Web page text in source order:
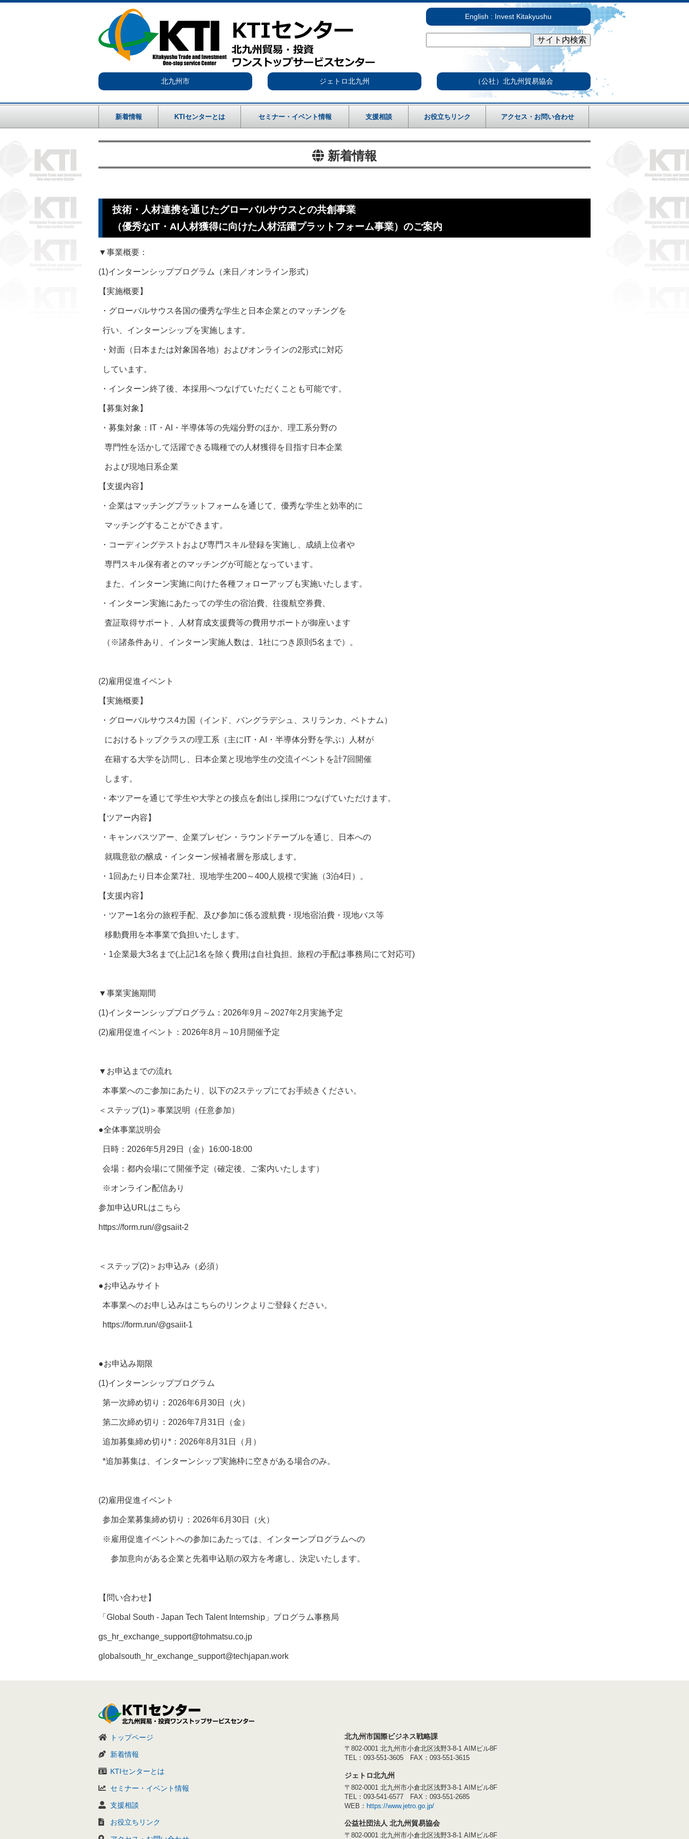
English : Invest Kitakyushu
北九州市 ジェトロ北九州 （公社）北九州貿易協会
新着情報 KTIセンターとは セミナー・イベント情報 支援相談 お役立ちリンク アクセス・お問い合わせ
新着情報
技術・人材連携を通じたグローバルサウスとの共創事業
（優秀なIT・AI人材獲得に向けた人材活躍プラットフォーム事業）のご案内
▼事業概要：
(1)インターンシッププログラム（来日／オンライン形式）
【実施概要】
・グローバルサウス各国の優秀な学生と日本企業とのマッチングを
行い、インターンシップを実施します。
・対面（日本または対象国各地）およびオンラインの2形式に対応
しています。
・インターン終了後、本採用へつなげていただくことも可能です。
【募集対象】
・募集対象：IT・AI・半導体等の先端分野のほか、理工系分野の
専門性を活かして活躍できる職種での人材獲得を目指す日本企業
および現地日系企業
【支援内容】
・企業はマッチングプラットフォームを通じて、優秀な学生と効率的に
マッチングすることができます。
・コーディングテストおよび専門スキル登録を実施し、成績上位者や
専門スキル保有者とのマッチングが可能となっています。
また、インターン実施に向けた各種フォローアップも実施いたします。
・インターン実施にあたっての学生の宿泊費、往復航空券費、
査証取得サポート、人材育成支援費等の費用サポートが御座います
（※諸条件あり、インターン実施人数は、1社につき原則5名まで）。
(2)雇用促進イベント
【実施概要】
・グローバルサウス4カ国（インド、バングラデシュ、スリランカ、ベトナム）
におけるトップクラスの理工系（主にIT・AI・半導体分野を学ぶ）人材が
在籍する大学を訪問し、日本企業と現地学生の交流イベントを計7回開催
します。
・本ツアーを通じて学生や大学との接点を創出し採用につなげていただけます。
【ツアー内容】
・キャンパスツアー、企業プレゼン・ラウンドテーブルを通じ、日本への
就職意欲の醸成・インターン候補者層を形成します。
・1回あたり日本企業7社、現地学生200～400人規模で実施（3泊4日）。
【支援内容】
・ツアー1名分の旅程手配、及び参加に係る渡航費・現地宿泊費・現地バス等
移動費用を本事業で負担いたします。
・1企業最大3名まで(上記1名を除く費用は自社負担。旅程の手配は事務局にて対応可)
▼事業実施期間
(1)インターンシッププログラム：2026年9月～2027年2月実施予定
(2)雇用促進イベント：2026年8月～10月開催予定
▼お申込までの流れ
本事業へのご参加にあたり、以下の2ステップにてお手続きください。
＜ステップ(1)＞事業説明（任意参加）
●全体事業説明会
日時：2026年5月29日（金）16:00-18:00
会場：都内会場にて開催予定（確定後、ご案内いたします）
※オンライン配信あり
参加申込URLはこちら
https://form.run/@gsaiit-2
＜ステップ(2)＞お申込み（必須）
●お申込みサイト
本事業へのお申し込みはこちらのリンクよりご登録ください。
https://form.run/@gsaiit-1
●お申込み期限
(1)インターンシッププログラム
第一次締め切り：2026年6月30日（火）
第二次締め切り：2026年7月31日（金）
追加募集締め切り*：2026年8月31日（月）
*追加募集は、インターンシップ実施枠に空きがある場合のみ。
(2)雇用促進イベント
参加企業募集締め切り：2026年6月30日（火）
※雇用促進イベントへの参加にあたっては、インターンプログラムへの
参加意向がある企業と先着申込順の双方を考慮し、決定いたします。
【問い合わせ】
「Global South - Japan Tech Talent Internship」プログラム事務局
gs_hr_exchange_support@tohmatsu.co.jp
globalsouth_hr_exchange_support@techjapan.work
トップページ
新着情報
KTIセンターとは
セミナー・イベント情報
支援相談
お役立ちリンク
北九州市国際ビジネス戦略課
〒802-0001 北九州市小倉北区浅野3-8-1 AIMビル8F
TEL：093-551-3605
FAX：093-551-3615
ジェトロ北九州
〒802-0001 北九州市小倉北区浅野3-8-1 AIMビル8F
TEL：093-541-6577 FAX：093-551-2685
WEB： https://www.jetro.go.jp/
公益社団法人 北九州貿易協会
〒802-0001 北九州市小倉北区浅野3-8-1 AIMビル8F